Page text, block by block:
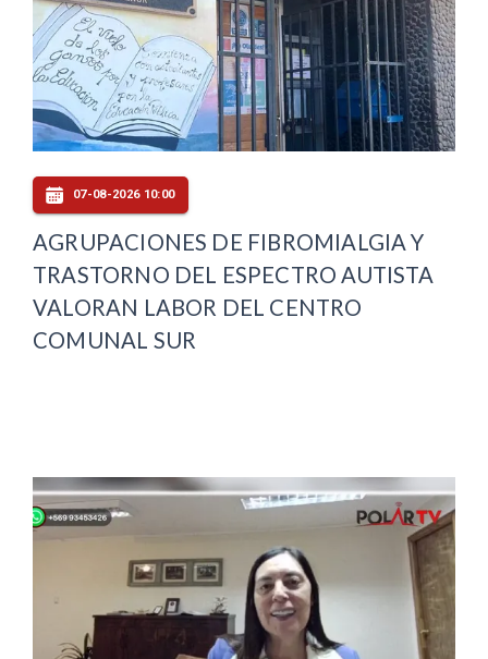
07-08-2026 10:00
AGRUPACIONES DE FIBROMIALGIA Y
TRASTORNO DEL ESPECTRO AUTISTA
VALORAN LABOR DEL CENTRO
COMUNAL SUR